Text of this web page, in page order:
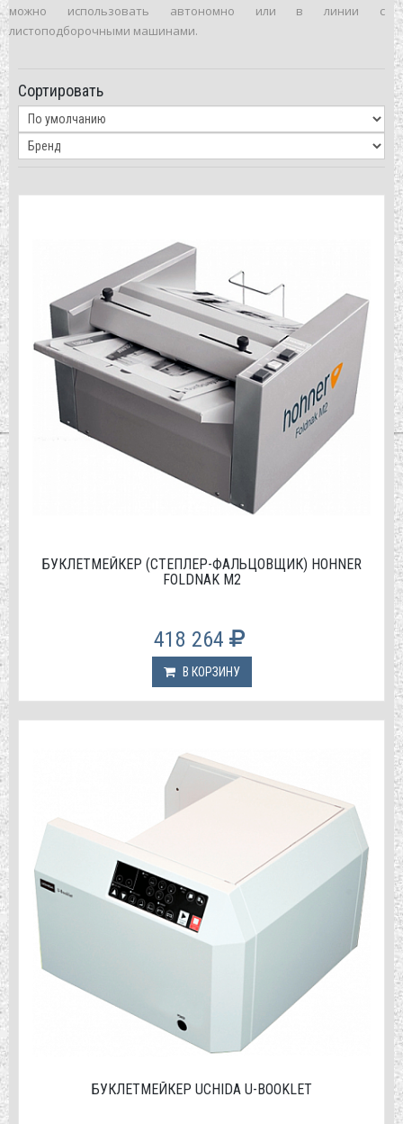
можно использовать автономно или в линии с
листоподборочными машинами.
Сортировать
БУКЛЕТМЕЙКЕР (СТЕПЛЕР-ФАЛЬЦОВЩИК) HOHNER
FOLDNAK M2
418 264
В КОРЗИНУ
БУКЛЕТМЕЙКЕР UCHIDA U-BOOKLET